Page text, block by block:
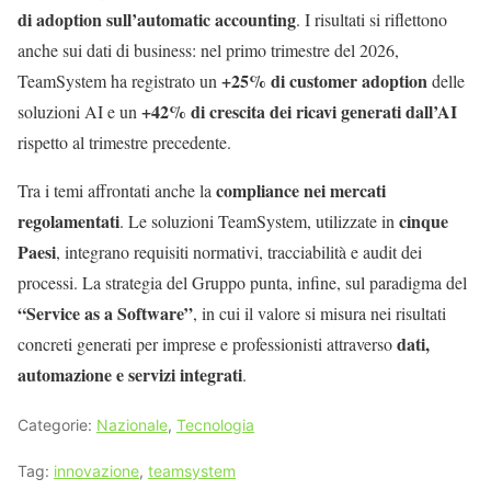
di adoption sull’automatic accounting. I risultati si riflettono
anche sui dati di business: nel primo trimestre del 2026,
TeamSystem ha registrato un+25% di customer adoptiondelle
soluzioni AI e un+42% di crescita dei ricavi generati dall’AI
rispetto al trimestre precedente.
Tra i temi affrontati anche lacompliance nei mercati
regolamentati. Le soluzioni TeamSystem, utilizzate incinque
Paesi, integrano requisiti normativi, tracciabilità e audit dei
processi. La strategia del Gruppo punta, infine, sul paradigma del
“Service as a Software”, in cui il valore si misura nei risultati
concreti generati per imprese e professionisti attraversodati,
automazione e servizi integrati.
Categorie: Nazionale, Tecnologia
Tag: innovazione, teamsystem